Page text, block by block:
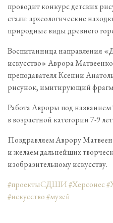
проводит конкурс детских
стали: археологические
природные виды древнего
Воспитанница направления
искусство» Аврора
преподавателя Ксении
рисунок, имитирующий
Работа Авроры под
в возрастной категории 7-9 лет.
Поздравляем Аврору
и желаем дальнейших
изобразительному искусству.
#проектыСДШИ#Херсонес
#искусство#музей